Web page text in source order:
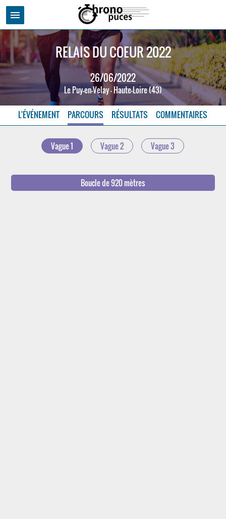
menu
RELAIS DU COEUR 2022
26/06/2022
Le Puy-en-Velay - Haute-Loire (43)
L'ÉVÉNEMENT PARCOURS RÉSULTATS COMMENTAIRES
Vague 1 Vague 2 Vague 3
Boucle de 920 mètres